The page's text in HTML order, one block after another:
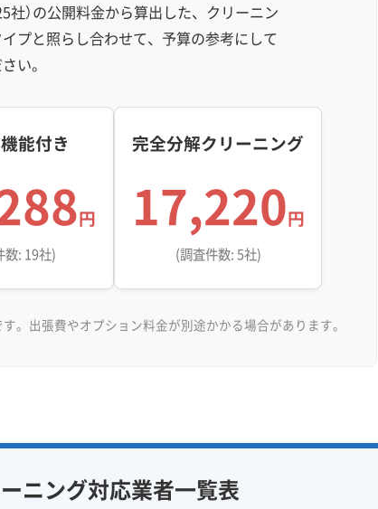
社）の公開料金から算出した、クリーニン
プと照らし合わせて、予算の参考にして
い。
能付き
円
数: 19社)
完全分解クリーニング
17,220円
(調査件数: 5社)
。出張費やオプション料金が別途かかる場合があります。
ニング対応業者一覧表